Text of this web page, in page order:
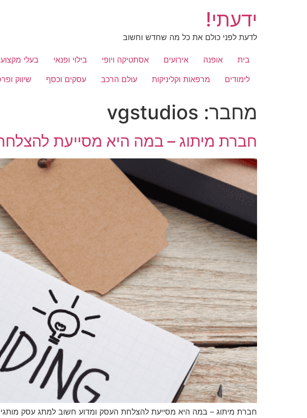
ידעתי!
לדעת לפני כולם את כל מה שחדש וחשוב
בית אופנה אירועים אסתטיקה ויופי בילוי ופנאי בעלי מקצוע
לימודים
מרפאות וקליניקות עולם הרכב עסקים וכסף שיווק
מחבר: vgstudios
חברת מיתוג – במה היא מסייעת
חברת מיתוג – במה היא מסייעת להצלחת העסק ומדוע חשוב למתג עסק